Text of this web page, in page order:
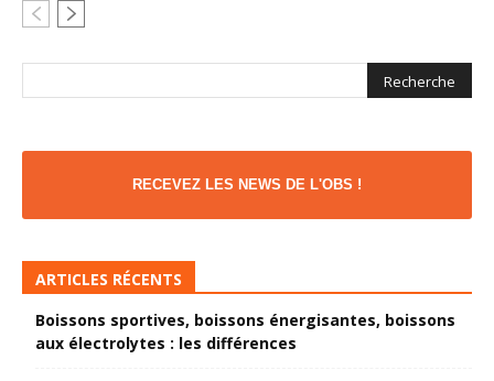
RECEVEZ LES NEWS DE L'OBS !
ARTICLES RÉCENTS
Boissons sportives, boissons énergisantes, boissons
aux électrolytes : les différences